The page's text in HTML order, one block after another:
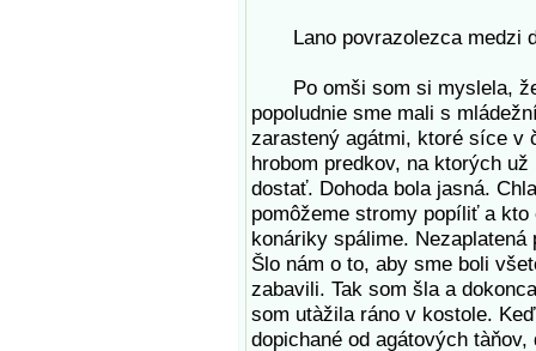
Lano povrazolezca medzi
Po omši som si myslela, že
popoludnie sme mali s
zarastený agátmi, ktoré síce v
hrobom predkov, na ktorých
dostať. Dohoda bola jasná.
pomôžeme stromy popíliť a
konáriky spálime. Nezaplatená
Šlo nám o to, aby sme boli
zabavili. Tak som šla a
som utàžila ráno v kostole.
dopichané od agátových